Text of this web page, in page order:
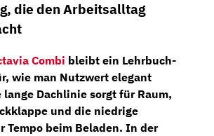
die den Arbeitsalltag
Combi bleibt ein Lehrbuch-
wie man Nutzwert elegant
lange Dachlinie sorgt für Raum,
und die niedrige
Tempo beim Beladen. In der